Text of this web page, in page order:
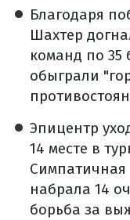
Благодаря
Шахтер
команд по
обыграли
Эпицентр
14 месте в
Симпатичная
набрала 14
борьба за